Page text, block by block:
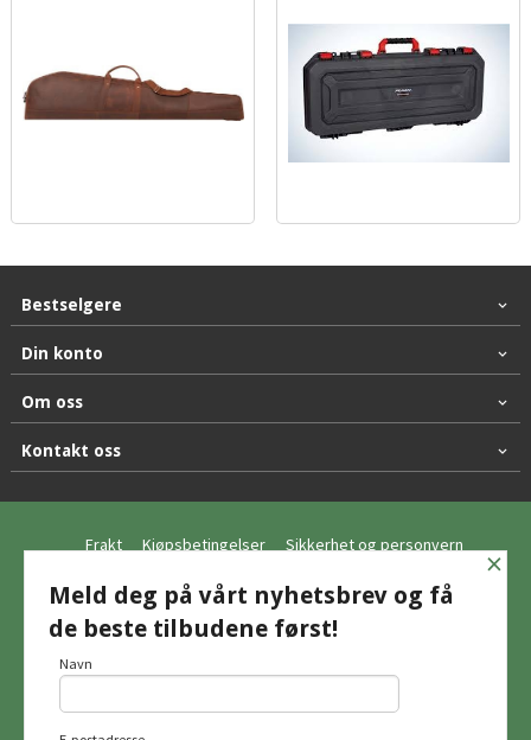
Bestselgere
Din konto
Om oss
Kontakt oss
Frakt Kjøpsbetingelser Sikkerhet og personvern
Nyhetsbrev
© Hagemo Jakt og Friluft AS
×
Meld deg på vårt nyhetsbrev og få
de beste tilbudene først!
Navn